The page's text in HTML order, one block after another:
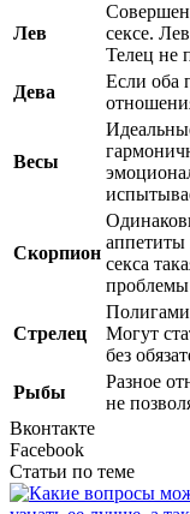
Лев
сексе.
Телец не
Дева
Если оба
Весы
Скорпион
секса
проблемы
Стрелец
Могут
без
Рыбы
Разное
не
Вконтакте
Facebook
Статьи по теме